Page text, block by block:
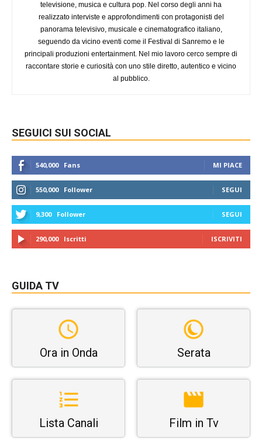
televisione, musica e cultura pop. Nel corso degli anni ha
realizzato interviste e approfondimenti con protagonisti del
panorama televisivo, musicale e cinematografico italiano,
seguendo da vicino eventi come il Festival di Sanremo e le
principali produzioni entertainment. Nel mio lavoro cerco sempre di
raccontare storie e curiosità con uno stile diretto, autentico e vicino
al pubblico.
SEGUICI SUI SOCIAL
540,000 Fans MI PIACE
550,000 Follower SEGUI
9,300 Follower SEGUI
290,000 Iscritti ISCRIVITI
GUIDA TV
Ora in Onda Serata
Lista Canali Film in Tv